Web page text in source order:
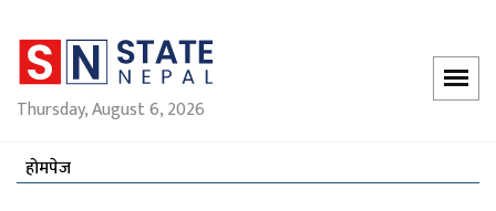
Thursday, August 6, 2026
होमपेज